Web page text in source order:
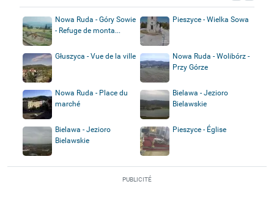
Nowa Ruda - Góry Sowie
- Refuge de monta...
Pieszyce - Wielka Sowa
Głuszyca - Vue de la ville
Nowa Ruda - Wolibórz -
Przy Górze
Nowa Ruda - Place du
marché
Bielawa - Jezioro
Bielawskie
Bielawa - Jezioro
Bielawskie
Pieszyce - Église
PUBLICITÉ